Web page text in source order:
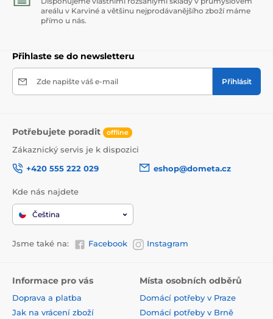
areálu v Karviné a většinu nejprodávanějšího zboží máme
přímo u nás.
Přihlaste se do newsletteru
Zde napište váš e-mail Přihlásit
Potřebujete poradit offline
Zákaznický servis je k dispozici
+420 555 222 029
eshop@dometa.cz
Kde nás najdete
Čeština
Jsme také na: Facebook Instagram
Informace pro vás
Doprava a platba
Jak na vrácení zboží
Místa osobních odběrů
Domácí potřeby v Praze
Domácí potřeby v Brně